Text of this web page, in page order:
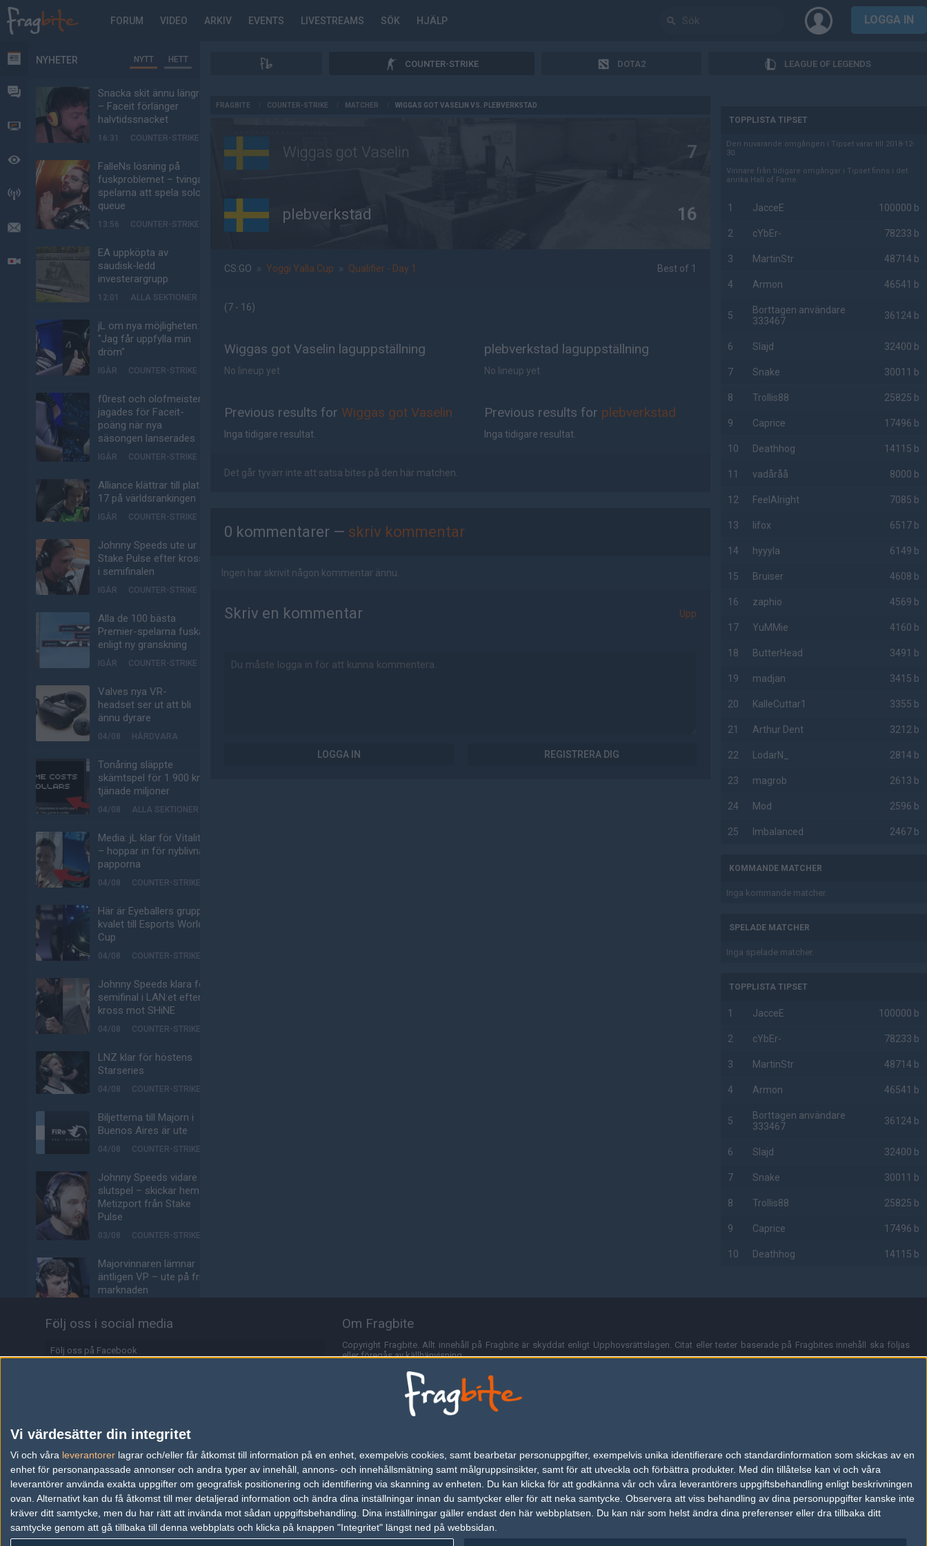
Vi värdesätter din integritet
Vi och våra leverantorer lagrar och/eller får åtkomst till information på en enhet, exempelvis cookies, samt bearbetar personuppgifter, exempelvis unika identifierare och standardinformation som skickas av en
enhet för personanpassade annonser och andra typer av innehåll, annons- och innehållsmätning samt målgruppsinsikter, samt för att utveckla och förbättra produkter. Med din tillåtelse kan vi och våra
leverantörer använda exakta uppgifter om geografisk positionering och identifiering via skanning av enheten. Du kan klicka för att godkänna vår och våra leverantörers uppgiftsbehandling enligt beskrivningen
ovan. Alternativt kan du få åtkomst till mer detaljerad information och ändra dina inställningar innan du samtycker eller för att neka samtycke. Observera att viss behandling av dina personuppgifter kanske inte
kräver ditt samtycke, men du har rätt att invända mot sådan uppgiftsbehandling. Dina inställningar gäller endast den här webbplatsen. Du kan när som helst ändra dina preferenser eller dra tillbaka ditt
samtycke genom att gå tillbaka till denna webbplats och klicka på knappen "Integritet" längst ned på webbsidan.
FORUM VIDEO ARKIV EVENTS LIVESTREAMS SÖK HJÄLP LOGGA IN
NYHETER
FORUM
VIDEO
BEVAKAT
HÄNDELSER
MEDDELANDEN
LIVESÄNDNINGAR
NYHETER NYTT HETT
Snacka skit ännu längre
– Faceit förlänger
halvtidssnacket
16:31 COUNTER-STRIKE
FalleNs lösning på
fuskproblemet – tvinga
spelarna att spela solo-
queue
13:56 COUNTER-STRIKE
EA uppköpta av
saudisk-ledd
investerargrupp
12:01 ALLA SEKTIONER
jL om nya möjligheten:
"Jag får uppfylla min
dröm"
IGÅR COUNTER-STRIKE
f0rest och olofmeister
jagades för Faceit-
poäng när nya
säsongen lanserades
IGÅR COUNTER-STRIKE
Alliance klättrar till plats
17 på världsrankingen
IGÅR COUNTER-STRIKE
Johnny Speeds ute ur
Stake Pulse efter kross
i semifinalen
IGÅR COUNTER-STRIKE
Alla de 100 bästa
Premier-spelarna fuskar
enligt ny granskning
IGÅR COUNTER-STRIKE
Valves nya VR-
headset ser ut att bli
ännu dyrare
04/08 HÅRDVARA
Tonåring släppte
skämtspel för 1 900 kr –
tjänade miljoner
04/08 ALLA SEKTIONER
Media: jL klar för Vitality
– hoppar in för nyblivna
papporna
04/08 COUNTER-STRIKE
Här är Eyeballers grupp i
kvalet till Esports World
Cup
04/08 COUNTER-STRIKE
Johnny Speeds klara för
semifinal i LAN:et efter
kross mot SHiNE
04/08 COUNTER-STRIKE
LNZ klar för höstens
Starseries
04/08 COUNTER-STRIKE
Biljetterna till Majorn i
Buenos Aires är ute
04/08 COUNTER-STRIKE
Johnny Speeds vidare till
slutspel – skickar hem
Metizport från Stake
Pulse
03/08 COUNTER-STRIKE
Majorvinnaren lämnar
äntligen VP – ute på fria
marknaden
Lilmix, möter Metizport i
debutmatch
03/08 COUNTER-STRIKE
Svenskarnas dödsgrupp
– idag börjar Stake Pulse
för tre svensklag
03/08 COUNTER-STRIKE
COUNTER-STRIKE DOTA2 LEAGUE OF LEGENDS
FRAGBITE COUNTER-STRIKE MATCHER WIGGAS GOT VASELIN VS. PLEBVERKSTAD
Wiggas got Vaselin 7
plebverkstad 16
CS:GO » Yoggi Yalla Cup » Qualifier - Day 1 Best of 1
(7 - 16)
Wiggas got Vaselin laguppställning
No lineup yet
plebverkstad laguppställning
No lineup yet
Previous results for Wiggas got Vaselin
Inga tidigare resultat.
Previous results for plebverkstad
Inga tidigare resultat.
Det går tyvärr inte att satsa bites på den här matchen.
0 kommentarer — skriv kommentar
Ingen har skrivit någon kommentar ännu.
Skriv en kommentar Upp
LOGGA IN REGISTRERA DIG
TOPPLISTA TIPSET
Den nuvarande omgången i Tipset varar till 2018-12-
30.
Vinnare från tidigare omgångar i Tipset finns i det
anrika Hall of Fame.
1 JacceE 100000 b
2 cYbEr- 78233 b
3 MartinStr 48714 b
4 Armon 46541 b
5
Borttagen användare
333467
36124 b
6 Slajd 32400 b
7 Snake 30011 b
8 Trollis88 25825 b
9 Caprice 17496 b
10 Deathhog 14115 b
11 vadåråå 8000 b
12 FeelAlright 7085 b
13 lifox 6517 b
14 hyyyla 6149 b
15 Bruiser 4608 b
16 zaphio 4569 b
17 YuMMie 4160 b
18 ButterHead 3491 b
19 madjan 3415 b
20 KalleCuttar1 3355 b
21 Arthur Dent 3212 b
22 LodarN_ 2814 b
23 magrob 2613 b
24 Mod 2596 b
25 Imbalanced 2467 b
KOMMANDE MATCHER
Inga kommande matcher.
SPELADE MATCHER
Inga spelade matcher.
TOPPLISTA TIPSET
1 JacceE 100000 b
2 cYbEr- 78233 b
3 MartinStr 48714 b
4 Armon 46541 b
5
Borttagen användare
333467
36124 b
6 Slajd 32400 b
7 Snake 30011 b
8 Trollis88 25825 b
9 Caprice 17496 b
10 Deathhog 14115 b
Följ oss i social media
Följ oss på Facebook
Information
Annonsering
Copyright och Privacy Policy
Användaravtal
Om Fragbite
Copyright Fragbite. Allt innehåll på Fragbite är skyddat enligt Upphovsrättslagen. Citat eller texter baserade på Fragbites innehåll ska följas
eller föregås av källhänvisning.
Alla åsikter uttryckta på Fragbite representerar varje enskild skribent och överensstämmer inte nödvändigtvis med Fragbites åsikter.
Programmering och design av Fredric Bohlin. För frågor rörande sajten kan du skicka iväg ett email till
Fragbite använder cookies för att spara användarspecifik information så som t.ex. användarnamn. Cookies sparas även när man deltar i
omröstningar och för att föra statistik. För att slippa cookies kan du stänga av cookies i din webbläsares inställningar eller välja att inte
besöka Fragbite. Den här textraden finns här på grund av lagen om elektronisk kommunikation som trädde i kraft 25 juli 2003.
Annonsering
Är du intresserad av att annonsera på Fragbite,